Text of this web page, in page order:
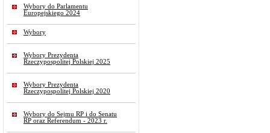
Wybory do Parlamentu
Europejskiego 2024
Wybory
Wybory Prezydenta
Rzeczypospolitej Polskiej 2025
Wybory Prezydenta
Rzeczypospolitej Polskiej 2020
Wybory do Sejmu RP i do Senatu
RP oraz Referendum - 2023 r.